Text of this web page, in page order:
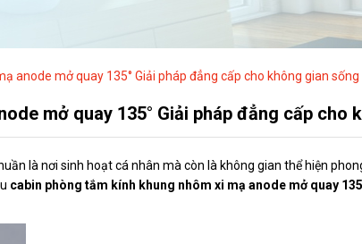
anode mở quay 135° Giải pháp đẳng cấp cho không gian sống
mở quay 135° Giải pháp đẳng cấp cho
là nơi sinh hoạt cá nhân mà còn là không gian thể hiện
cabin phòng tắm kính khung nhôm xi mạ anode mở quay